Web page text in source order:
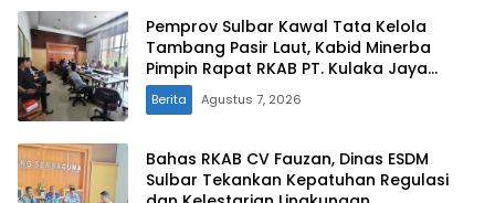
Pemprov Sulbar Kawal Tata Kelola
Tambang Pasir Laut, Kabid Minerba
Pimpin Rapat RKAB PT. Kulaka Jaya
Perkasa
Berita Agustus 7, 2026
Bahas RKAB CV Fauzan, Dinas ESDM
Sulbar Tekankan Kepatuhan Regulasi